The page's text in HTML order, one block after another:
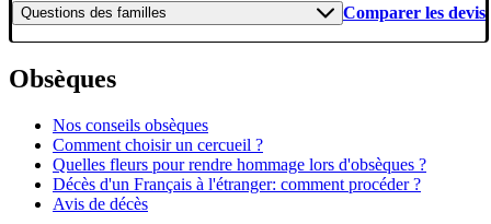
Questions des familles Comparer les devis
Obsèques
Nos conseils obsèques
Comment choisir un cercueil ?
Quelles fleurs pour rendre hommage lors d'obsèques ?
Décès d'un Français à l'étranger: comment procéder ?
Avis de décès